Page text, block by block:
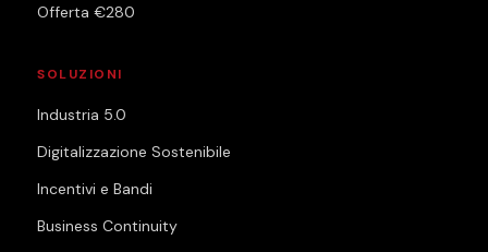
Offerta €280
SOLUZIONI
Industria 5.0
Digitalizzazione Sostenibile
Incentivi e Bandi
Business Continuity